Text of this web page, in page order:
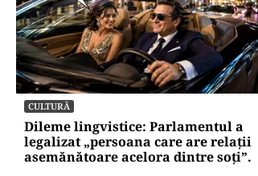
CULTURĂ
Dileme lingvistice: Parlamentul a
legalizat „persoana care are relații
asemănătoare acelora dintre soți”.